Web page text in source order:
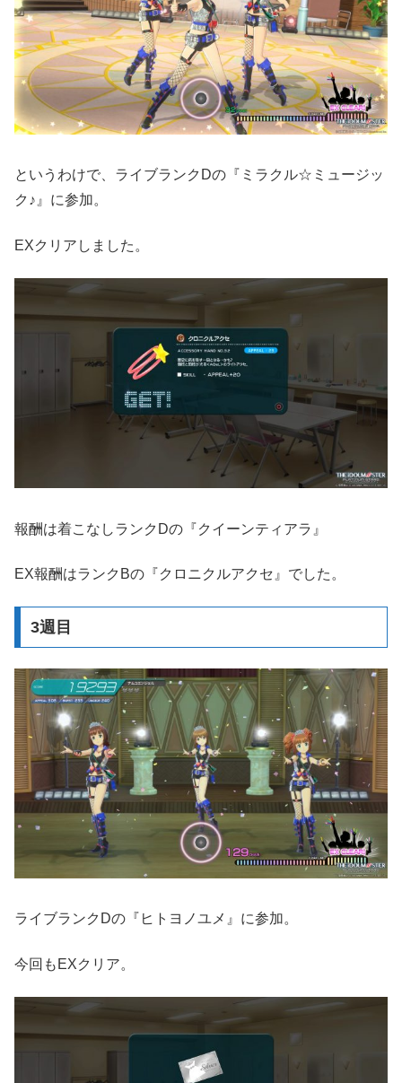
というわけで、ライブランクDの『ミラクル☆ミュージッ
ク♪』に参加。
EXクリアしました。
報酬は着こなしランクDの『クイーンティアラ』
EX報酬はランクBの『クロニクルアクセ』でした。
3週目
ライブランクDの『ヒトヨノユメ』に参加。
今回もEXクリア。